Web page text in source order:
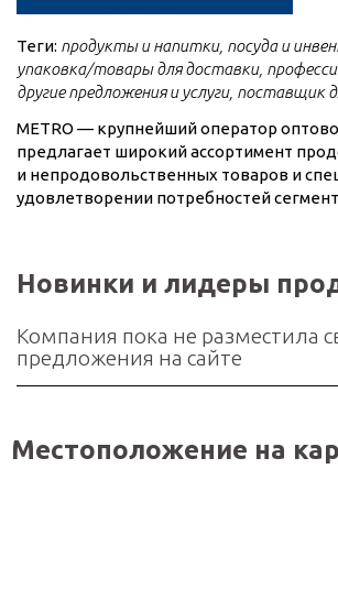
Теги: продукты и напитки посуда и
упаковка/товары для доставки
другие предложения и услуги поставщик
METRO — крупнейший оператор
предлагает широкий ассортимент
и непродовольственных товаров и
удовлетворении потребностей
Новинки и лидеры
Компания пока не разместила
предложения на сайте
Местоположение на